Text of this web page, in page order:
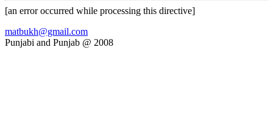
[an error occurred while processing this directive]
matbukh@gmail.com
Punjabi and Punjab @ 2008